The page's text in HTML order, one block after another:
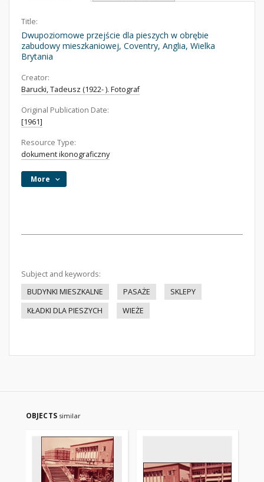
Title:
Dwupoziomowe przejście dla pieszych w obrębie
zabudowy mieszkaniowej, Coventry, Anglia, Wielka
Brytania
Creator:
Barucki, Tadeusz (1922- ). Fotograf
Original Publication Date:
[1961]
Resource Type:
dokument ikonograficzny
More
Subject and keywords:
BUDYNKI MIESZKALNE
PASAŻE
SKLEPY
KŁADKI DLA PIESZYCH
WIEŻE
OBJECTS similar